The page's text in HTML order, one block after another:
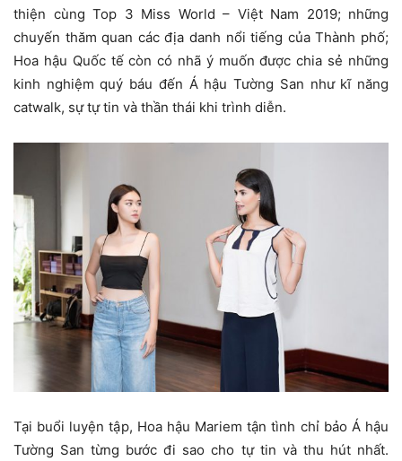
thiện cùng Top 3 Miss World – Việt Nam 2019; những
chuyến thăm quan các địa danh nổi tiếng của Thành phố;
Hoa hậu Quốc tế còn có nhã ý muốn được chia sẻ những
kinh nghiệm quý báu đến Á hậu Tường San như kĩ năng
catwalk, sự tự tin và thần thái khi trình diễn.
Tại buổi luyện tập, Hoa hậu Mariem tận tình chỉ bảo Á hậu
Tường San từng bước đi sao cho tự tin và thu hút nhất.